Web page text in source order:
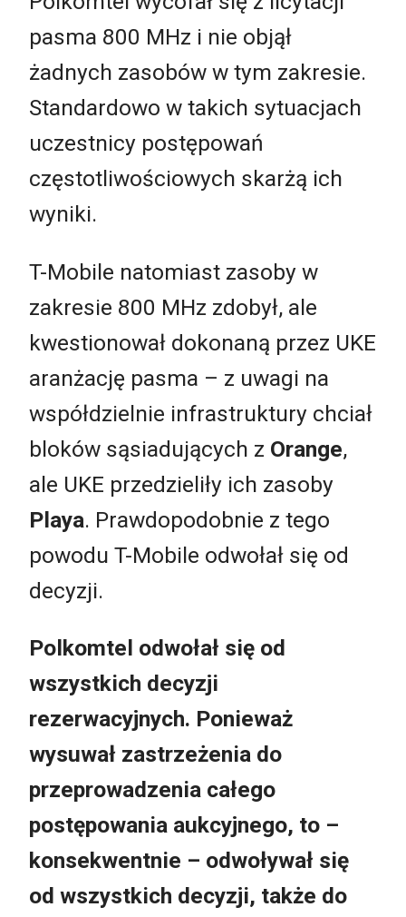
pasma 800 MHz i nie objął
żadnych zasobów w tym zakresie.
Standardowo w takich sytuacjach
uczestnicy postępowań
częstotliwościowych skarżą ich
wyniki.
T-Mobile natomiast zasoby w
zakresie 800 MHz zdobył, ale
kwestionował dokonaną przez UKE
aranżację pasma – z uwagi na
współdzielnie infrastruktury chciał
bloków sąsiadujących z Orange,
ale UKE przedzieliły ich zasoby
Playa. Prawdopodobnie z tego
powodu T-Mobile odwołał się od
decyzji.
Polkomtel odwołał się od
wszystkich decyzji
rezerwacyjnych. Ponieważ
wysuwał zastrzeżenia do
przeprowadzenia całego
postępowania aukcyjnego, to –
konsekwentnie – odwoływał się
od wszystkich decyzji, także do